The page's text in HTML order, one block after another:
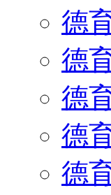
德
德
德
德
德